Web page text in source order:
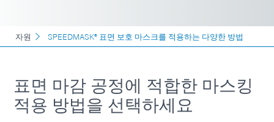
자원 SPEEDMASK® 표면 보호 마스크를 적용하는 다양한 방법
표면 마감 공정에 적합한 마스킹
적용 방법을 선택하세요